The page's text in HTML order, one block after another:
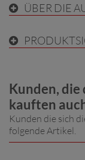
ÜBER DIE
Kunden,
kauften
Kunden die sich
folgende Artikel.